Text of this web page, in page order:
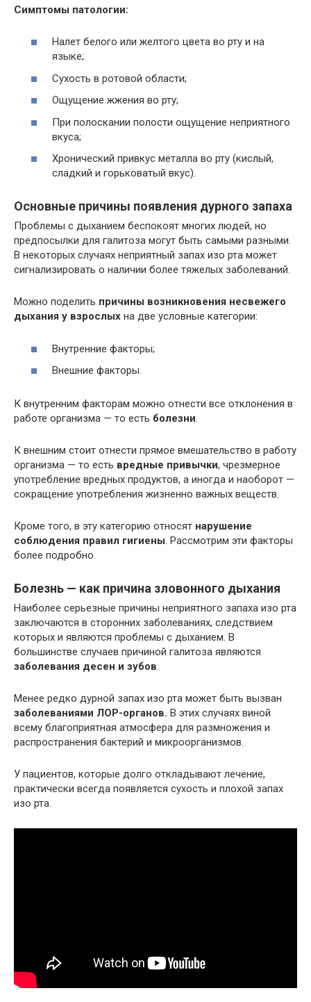
Симптомы патологии:
Налет белого или желтого цвета во рту и на
языке;
Сухость в ротовой области;
Ощущение жжения во рту;
При полоскании полости ощущение неприятного
вкуса;
Хронический привкус металла во рту (кислый,
сладкий и горьковатый вкус).
Основные причины появления дурного запаха
Проблемы с дыханием беспокоят многих людей, но
предпосылки для галитоза могут быть самыми разными.
В некоторых случаях неприятный запах изо рта может
сигнализировать о наличии более тяжелых заболеваний.
Можно поделить причины возникновения несвежего
дыхания у взрослых на две условные категории:
Внутренние факторы;
Внешние факторы.
К внутренним факторам можно отнести все отклонения в
работе организма — то есть болезни.
К внешним стоит отнести прямое вмешательство в работу
организма — то есть вредные привычки, чрезмерное
употребление вредных продуктов, а иногда и наоборот —
сокращение употребления жизненно важных веществ.
Кроме того, в эту категорию относят нарушение
соблюдения правил гигиены. Рассмотрим эти факторы
более подробно.
Болезнь — как причина зловонного дыхания
Наиболее серьезные причины неприятного запаха изо рта
заключаются в сторонних заболеваниях, следствием
которых и являются проблемы с дыханием. В
большинстве случаев причиной галитоза являются
заболевания десен и зубов.
Менее редко дурной запах изо рта может быть вызван
заболеваниями ЛОР-органов. В этих случаях виной
всему благоприятная атмосфера для размножения и
распространения бактерий и микроорганизмов.
У пациентов, которые долго откладывают лечение,
практически всегда появляется сухость и плохой запах
изо рта.